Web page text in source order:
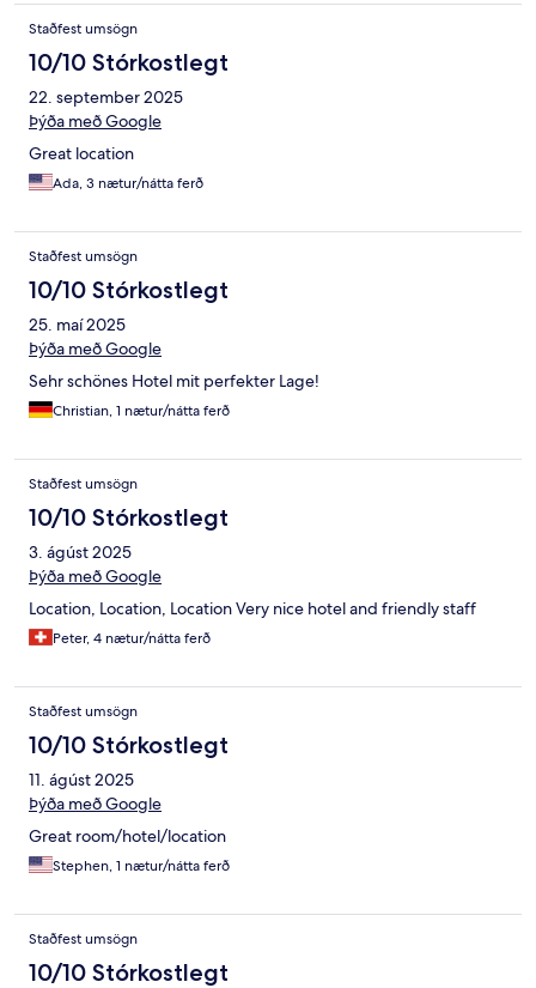
Staðfest umsögn
10/10 Stórkostlegt
22. september 2025
Þýða með Google
Great location
Ada, 3 nætur/nátta ferð
Staðfest umsögn
10/10 Stórkostlegt
25. maí 2025
Þýða með Google
Sehr schönes Hotel mit perfekter Lage!
Christian, 1 nætur/nátta ferð
Staðfest umsögn
10/10 Stórkostlegt
3. ágúst 2025
Þýða með Google
Location, Location, Location Very nice hotel and friendly staff
Peter, 4 nætur/nátta ferð
Staðfest umsögn
10/10 Stórkostlegt
11. ágúst 2025
Þýða með Google
Great room/hotel/location
Stephen, 1 nætur/nátta ferð
Staðfest umsögn
10/10 Stórkostlegt